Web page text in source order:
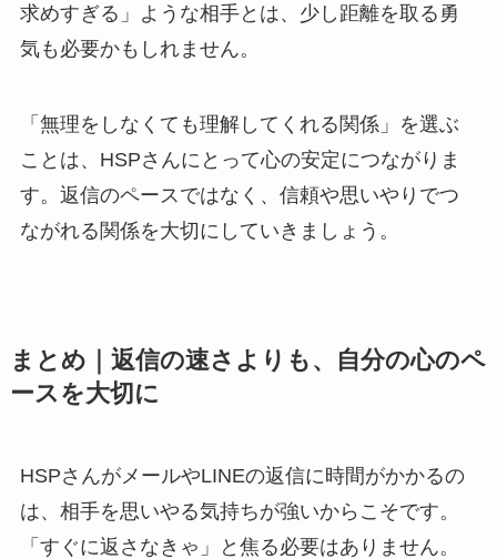
求めすぎる」ような相手とは、少し距離を取る勇
気も必要かもしれません。
「無理をしなくても理解してくれる関係」を選ぶ
ことは、HSPさんにとって心の安定につながりま
す。返信のペースではなく、信頼や思いやりでつ
ながれる関係を大切にしていきましょう。
まとめ｜返信の速さよりも、自分の心のペ
ースを大切に
HSPさんがメールやLINEの返信に時間がかかるの
は、相手を思いやる気持ちが強いからこそです。
「すぐに返さなきゃ」と焦る必要はありません。